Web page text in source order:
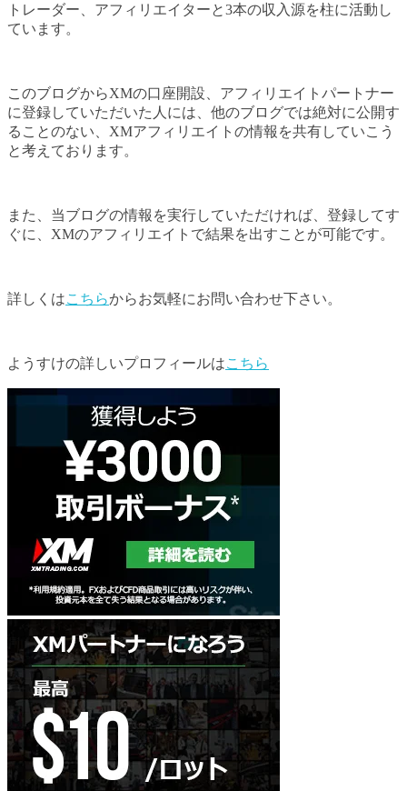
トレーダー、アフィリエイターと3本の収入源を柱に活動し
ています。
このブログからXMの口座開設、アフィリエイトパートナー
に登録していただいた人には、他のブログでは絶対に公開す
ることのない、XMアフィリエイトの情報を共有していこう
と考えております。
また、当ブログの情報を実行していただければ、登録してす
ぐに、XMのアフィリエイトで結果を出すことが可能です。
詳しくはこちらからお気軽にお問い合わせ下さい。
ようすけの詳しいプロフィールはこちら